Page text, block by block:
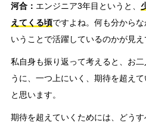
河合： エンジニア3年目というと、
えてくる頃ですよね。何も分から
いうことで活躍しているのかが見え
私自身も振り返って考えると、お
うに、一つ上にいく、期待を超え
と思います。
期待を超えていくためには、どう